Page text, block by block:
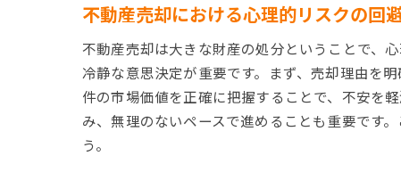
不動産売却における心理的リスクの回
不動産売却は大きな財産の処分ということで、
冷静な意思決定が重要です。まず、売却理由を
件の市場価値を正確に把握することで、不安を
み、無理のないペースで進めることも重要です
う。